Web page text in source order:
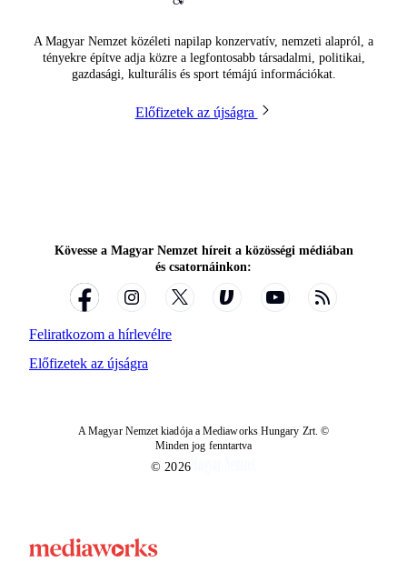
A Magyar Nemzet közéleti napilap konzervatív, nemzeti alapról, a
tényekre építve adja közre a legfontosabb társadalmi, politikai,
gazdasági, kulturális és sport témájú információkat.
Előfizetek az újságra
Feliratkozom a hírlevélre
Kövesse a Magyar Nemzet híreit a közösségi médiában
és csatornáinkon:
Előfizetek az újságra
A Magyar Nemzet kiadója a Mediaworks Hungary Zrt. ©
Minden jog fenntartva
© 2026